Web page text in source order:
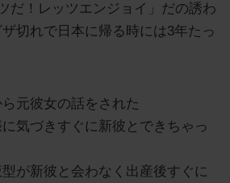
だ！レッツエンジョイ」だの誘わ
切れで日本に帰る時には3年たっ
元彼女の話をされた
気づきすぐに新彼とできちゃっ
が新彼と会わなく出産後すぐに